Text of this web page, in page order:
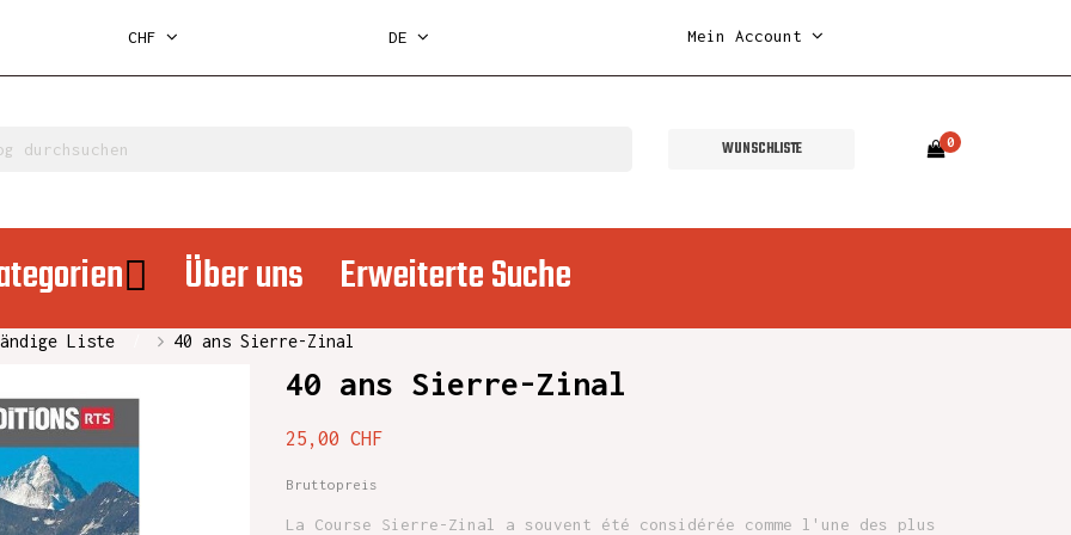
CHF DE Mein Account
WUNSCHLISTE 0
Über uns Erweiterte Suche
Liste 40 ans Sierre-Zinal
40 ans Sierre-Zinal
25,00 CHF
Bruttopreis
La Course Sierre-Zinal a souvent été considérée comme l'une des plus